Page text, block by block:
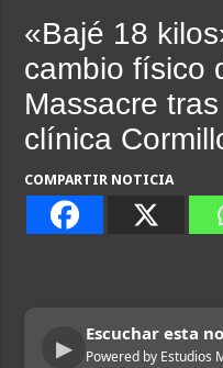
«Bajé 18
cambio físico
Massacre
clínica
COMPARTIR NOTICIA
▶
Escuchar esta
Powered by Estudios